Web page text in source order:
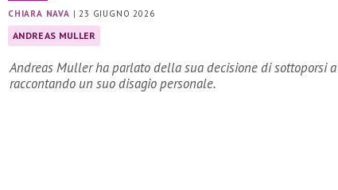
CHIARA NAVA |23 GIUGNO 2026
ANDREAS MULLER
Andreas Muller ha parlato della sua decisione di sottoporsi
raccontando un suo disagio personale.